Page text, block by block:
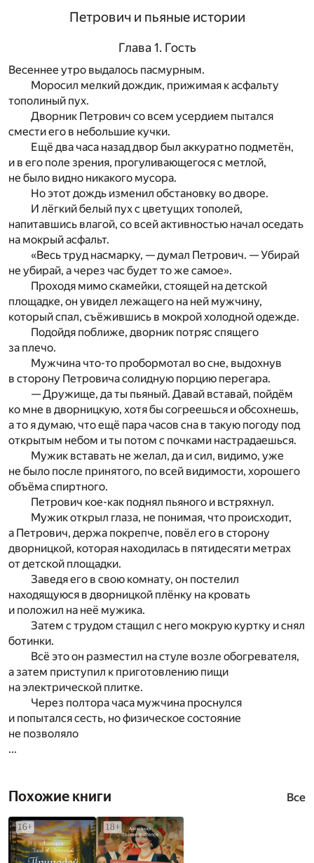
Петрович и пьяные истории
Глава 1. Гость
Весеннее утро выдалось пасмурным.
Моросил мелкий дождик, прижимая к асфальту
тополиный пух.
Дворник Петрович со всем усердием пытался
смести его в небольшие кучки.
Ещё два часа назад двор был аккуратно подметён,
и в его поле зрения, прогуливающегося с метлой,
не было видно никакого мусора.
Но этот дождь изменил обстановку во дворе.
И лёгкий белый пух с цветущих тополей,
напитавшись влагой, со всей активностью начал оседать
на мокрый асфальт.
«Весь труд насмарку, — думал Петрович. — Убирай
не убирай, а через час будет то же самое».
Проходя мимо скамейки, стоящей на детской
площадке, он увидел лежащего на ней мужчину,
который спал, съёжившись в мокрой холодной одежде.
Подойдя поближе, дворник потряс спящего
за плечо.
Мужчина что-то пробормотал во сне, выдохнув
в сторону Петровича солидную порцию перегара.
— Дружище, да ты пьяный. Давай вставай, пойдём
ко мне в дворницкую, хотя бы согреешься и обсохнешь,
а то я думаю, что ещё пара часов сна в такую погоду под
открытым небом и ты потом с почками настрадаешься.
Мужик вставать не желал, да и сил, видимо, уже
не было после принятого, по всей видимости, хорошего
объёма спиртного.
Петрович кое-как поднял пьяного и встряхнул.
Мужик открыл глаза, не понимая, что происходит,
а Петрович, держа покрепче, повёл его в сторону
дворницкой, которая находилась в пятидесяти метрах
от детской площадки.
Заведя его в свою комнату, он постелил
находящуюся в дворницкой плёнку на кровать
и положил на неё мужика.
Затем с трудом стащил с него мокрую куртку и снял
ботинки.
Всё это он разместил на стуле возле обогревателя,
а затем приступил к приготовлению пищи
на электрической плитке.
Через полтора часа мужчина проснулся
и попытался сесть, но физическое состояние
не позволяло
...
Похожие книги Все